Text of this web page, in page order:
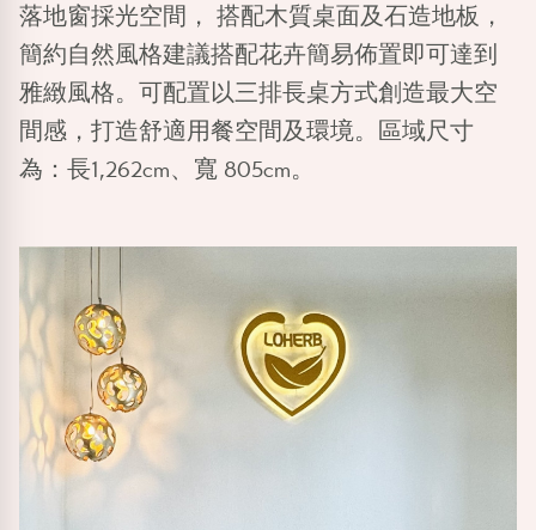
落地窗採光空間， 搭配木質桌面及石造地板，
簡約自然風格建議搭配花卉簡易佈置即可達到
雅緻風格。可配置以三排長桌方式創造最大空
間感，打造舒適用餐空間及環境。區域尺寸
為：長1,262cm、寬 805cm。